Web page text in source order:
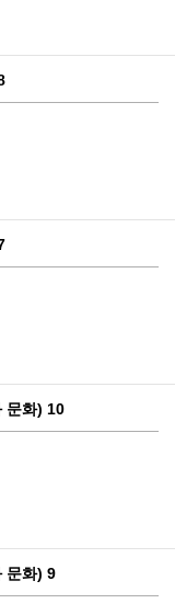
문화) 10
문화) 9